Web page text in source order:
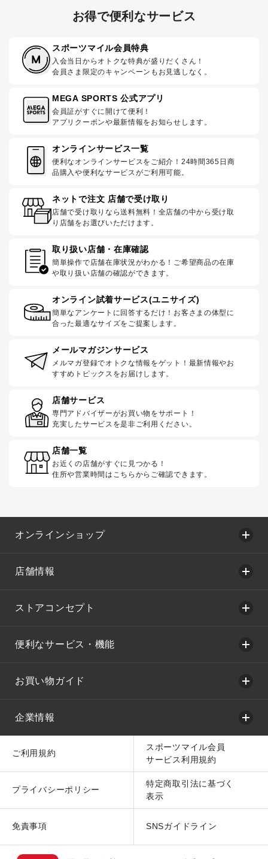
お得で便利なサービス
スポーツマイル会員特典
入会当日からオトクな特典が盛りだくさん！
会員さま限定のキャンペーンもお見逃しなく。
MEGA SPORTS 公式アプリ
会員証がすぐに開けて便利！
アプリクーポンや最新情報をお知らせします。
オンラインサービス一覧
便利なオンラインサービスをご紹介！24時間365日商
品購入や便利なサービスがご利用可能。
ネットで注文 店舗で受け取り
店舗で受け取りなら送料無料！全店舗の中から受け取
り店舗をお選びいただけます。
取り扱い店舗・在庫確認
簡単操作で店舗在庫状況がわかる！ご希望商品の在庫
や取り扱い店舗の確認ができます。
オンライン試着サービス(ユニサイズ)
簡単なアンケートに回答するだけ！お客さまの体型に
合った最適なサイズをご提案します。
メールマガジンサービス
メルマガ登録でオトクな情報をゲット！最新情報やお
すすめトピックスをお届けします。
店舗サービス
専門アドバイザーがお買い物をサポート！
充実したサービスを是非ご利用ください。
店舗一覧
お近くの店舗がすぐに見つかる！
住所や営業時間はこちらからご確認できます。
オンラインショップ
店舗情報
ストアコンセプト
便利なサービス・機能
お買い物ガイド
企業情報
ご利用規約
スポーツマイル会員
サービス利用規約
プライバシーポリシー
特定商取引法に基づく
表示
免責事項 SNSガイドライン